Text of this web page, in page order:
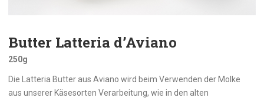
Butter Latteria d’Aviano
250g
Die Latteria Butter aus Aviano wird beim Verwenden der Molke
aus unserer Käsesorten Verarbeitung, wie in den alten